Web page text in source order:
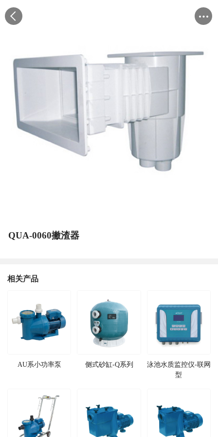
QUA-0060撇渣器
相关产品
AU系小功率泵 侧式砂缸-Q系列
泳池水质监控仪-联网
型